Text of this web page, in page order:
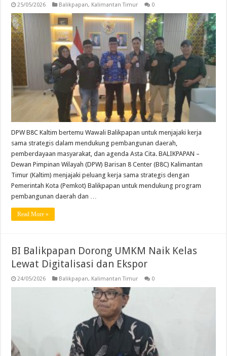
25/05/2026 Balikpapan, Kalimantan Timur 0
DPW B8C Kaltim bertemu Wawali Balikpapan untuk menjajaki kerja
sama strategis dalam mendukung pembangunan daerah,
pemberdayaan masyarakat, dan agenda Asta Cita. BALIKPAPAN –
Dewan Pimpinan Wilayah (DPW) Barisan 8 Center (B8C) Kalimantan
Timur (Kaltim) menjajaki peluang kerja sama strategis dengan
Pemerintah Kota (Pemkot) Balikpapan untuk mendukung program
pembangunan daerah dan …
Read More »
BI Balikpapan Dorong UMKM Naik Kelas
Lewat Digitalisasi dan Ekspor
24/05/2026 Balikpapan, Kalimantan Timur 0